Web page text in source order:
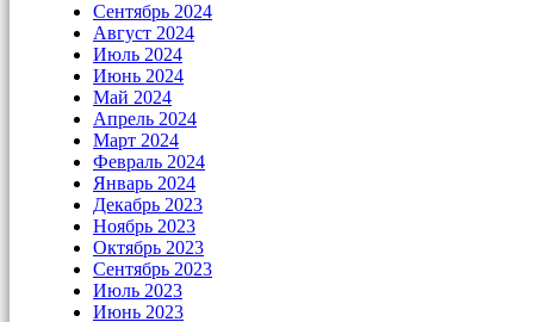
Сентябрь 2024
Август 2024
Июль 2024
Июнь 2024
Май 2024
Апрель 2024
Март 2024
Февраль 2024
Январь 2024
Декабрь 2023
Ноябрь 2023
Октябрь 2023
Сентябрь 2023
Июль 2023
Июнь 2023